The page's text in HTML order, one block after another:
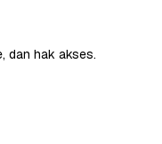
dan hak akses.